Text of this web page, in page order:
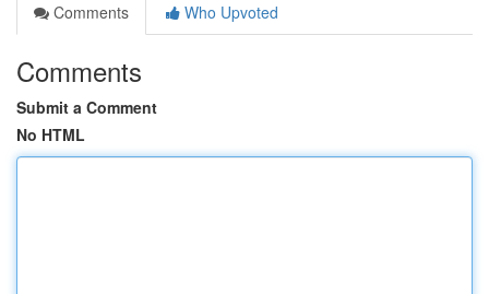
Comments
Who Upvoted
Comments
Submit a Comment
No HTML